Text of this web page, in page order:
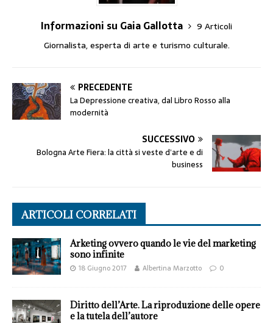
Informazioni su Gaia Gallotta
9 Articoli
Giornalista, esperta di arte e turismo culturale.
PRECEDENTE
La Depressione creativa, dal Libro Rosso alla
modernità
SUCCESSIVO
Bologna Arte Fiera: la città si veste d’arte e di
business
ARTICOLI CORRELATI
Arketing ovvero quando le vie del marketing
sono infinite
18 Giugno 2017 Albertina Marzotto 0
Diritto dell’Arte. La riproduzione delle opere
e la tutela dell’autore